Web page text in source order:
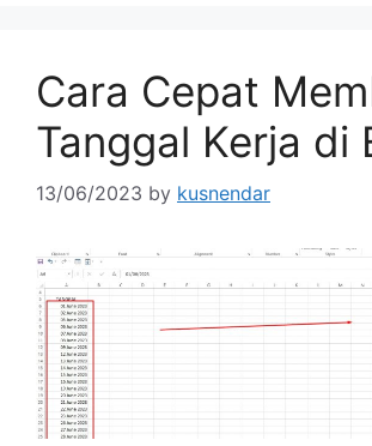
Cara Cepat
Tanggal Kerja di
13/06/2023 by kusnendar